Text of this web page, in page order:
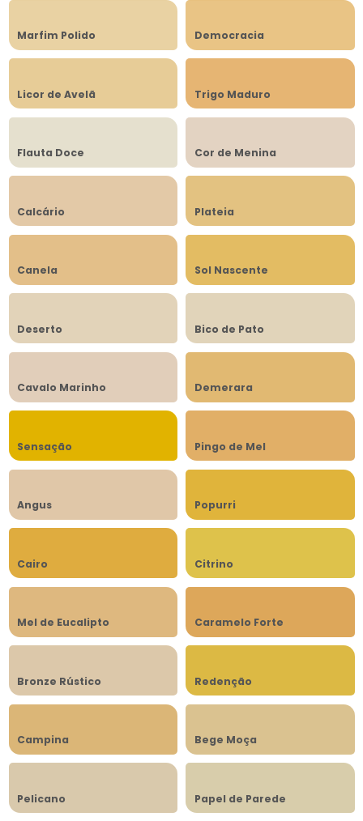
Marfim Polido Democracia
Licor de Avelã Trigo Maduro
Flauta Doce Cor de Menina
Calcário Plateia
Canela Sol Nascente
Deserto Bico de Pato
Cavalo Marinho Demerara
Sensação Pingo de Mel
Angus Popurri
Cairo Citrino
Mel de Eucalipto Caramelo Forte
Bronze Rústico Redenção
Campina Bege Moça
Pelicano Papel de Parede